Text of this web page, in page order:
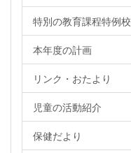
特別の教育課程特例校
本年度の計画
リンク・おたより
児童の活動紹介
保健だより